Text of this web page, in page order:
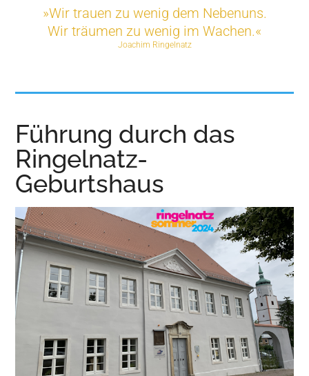
Ringelnatz-
Verein
e.V.
Projekte
in
Wurzen
»Wir trauen zu wenig dem Nebenuns.
Wir träumen zu wenig im Wachen.«
Joachim Ringelnatz
Führung durch das
Ringelnatz-
Geburtshaus